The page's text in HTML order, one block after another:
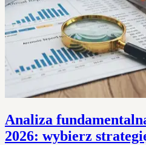
Analiza
2026: wybierz